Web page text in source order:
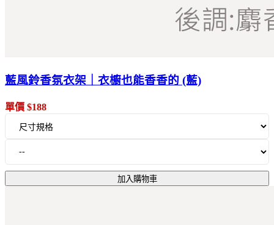
藍風鈴香氛衣架｜衣櫥也能香香的 (藍)
單價 $188
加入購物車